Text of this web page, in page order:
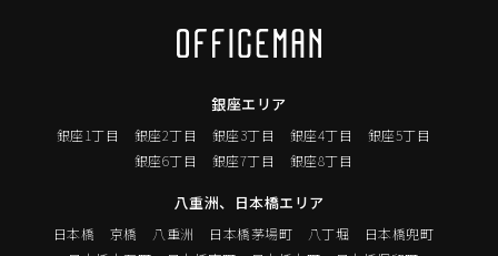
銀座エリア
銀座1丁目 銀座2丁目 銀座3丁目 銀座4丁目
銀座5丁目
銀座6丁目
銀座7丁目 銀座8丁目
八重洲、日本橋エリア
日本橋 京橋 八重洲 日本橋茅場町 八丁堀
日本橋兜町